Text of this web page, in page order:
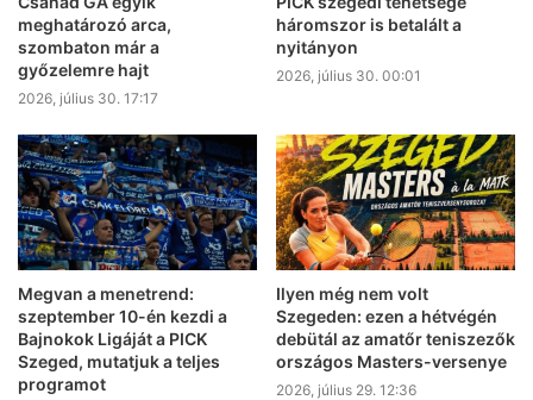
meghatározó arca,
szombaton már a
győzelemre hajt
2026, július 30. 17:17
háromszor is betalált a
nyitányon
2026, július 30. 00:01
Megvan a menetrend:
szeptember 10-én kezdi a
Bajnokok Ligáját a PICK
Szeged, mutatjuk a teljes
programot
Ilyen még nem volt
Szegeden: ezen a hétvégén
debütál az amatőr teniszezők
országos Masters-versenye
2026, július 29. 12:36